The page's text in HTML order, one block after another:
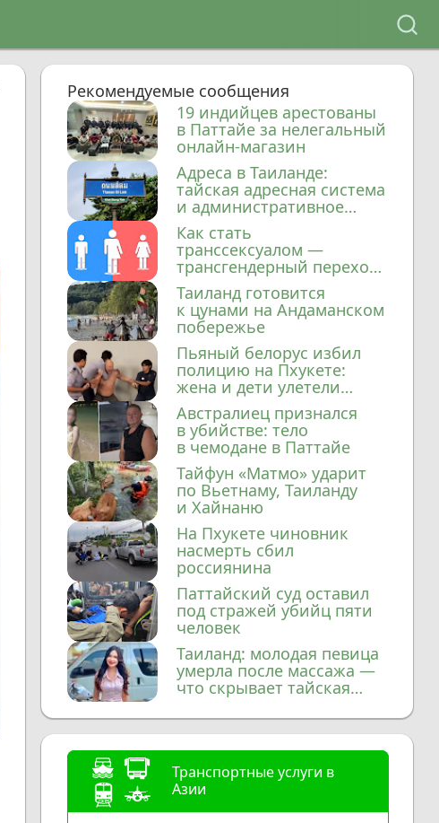
Рекомендуемые сообщения
19 индийцев арестованы
в Паттайе за нелегальный
онлайн-магазин
Адреса в Таиланде:
тайская адресная система
и административное
деление
Как стать
транссексуалом —
трансгендерный переход
в Таиланде
Таиланд готовится
к цунами на Андаманском
побережье
Пьяный белорус избил
полицию на Пхукете:
жена и дети улетели
домой
Австралиец признался
в убийстве: тело
в чемодане в Паттайе
Тайфун «Матмо» ударит
по Вьетнаму, Таиланду
и Хайнаню
На Пхукете чиновник
насмерть сбил
россиянина
Паттайский суд оставил
под стражей убийц пяти
человек
Таиланд: молодая певица
умерла после массажа —
что скрывает тайская
медицина?
Транспортные услуги в
Азии